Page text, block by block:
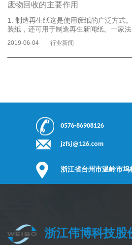
废物回收的主要作用
1. 制造再生纸这是使用废纸的广泛方式
装纸，还可用于制造再生新闻纸。一家
油墨和杂质的吸收，之后是造纸中的四
据油墨类型，选择脱墨技术;将纸纤维和
2019-06-04 行业新闻
0576-86908126
jzfsj@126.com
浙江省台州市温岭市坞
浙江伟博科技股